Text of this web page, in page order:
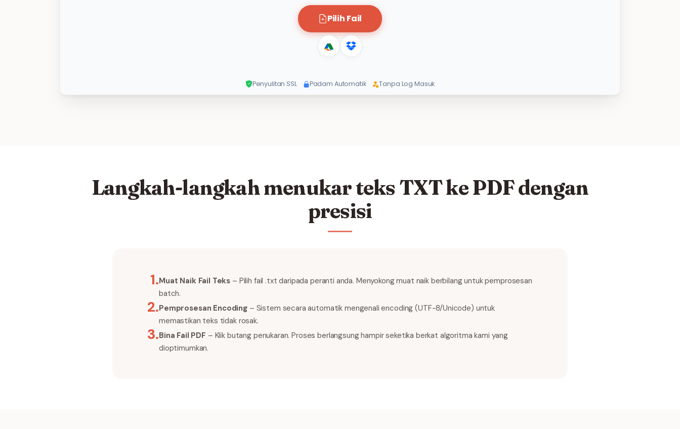
Pilih Fail
Penyulitan SSL Padam Automatik Tanpa Log Masuk
Langkah-langkah menukar teks TXT ke PDF dengan
presisi
1.Muat Naik Fail Teks – Pilih fail .txt daripada peranti anda. Menyokong muat naik berbilang untuk pemprosesan
batch.
2.Pemprosesan Encoding – Sistem secara automatik mengenali encoding (UTF-8/Unicode) untuk
memastikan teks tidak rosak.
3.Bina Fail PDF – Klik butang penukaran. Proses berlangsung hampir seketika berkat algoritma kami yang
dioptimumkan.